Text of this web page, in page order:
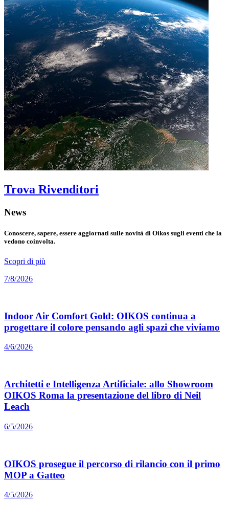
Trova Rivenditori
News
Conoscere, sapere, essere aggiornati sulle novità di Oikos sugli eventi che la
vedono coinvolta.
Scopri di più
7/8/2026
Indoor Air Comfort Gold: OIKOS continua a
progettare il colore pensando agli spazi che viviamo
4/6/2026
Architetti e Intelligenza Artificiale: allo Showroom
OIKOS Roma la presentazione del libro di Neil
Leach
6/5/2026
OIKOS prosegue il percorso di rilancio con il primo
MOP a Gatteo
4/5/2026